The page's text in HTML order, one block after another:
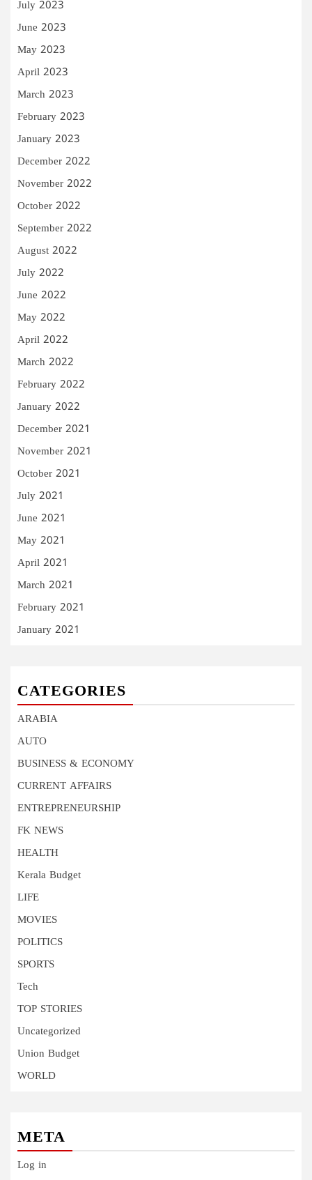
July 2023
June 2023
May 2023
April 2023
March 2023
February 2023
January 2023
December 2022
November 2022
October 2022
September 2022
August 2022
July 2022
June 2022
May 2022
April 2022
March 2022
February 2022
January 2022
December 2021
November 2021
October 2021
July 2021
June 2021
May 2021
April 2021
March 2021
February 2021
January 2021
CATEGORIES
ARABIA
AUTO
BUSINESS & ECONOMY
CURRENT AFFAIRS
ENTREPRENEURSHIP
FK NEWS
HEALTH
Kerala Budget
LIFE
MOVIES
POLITICS
SPORTS
Tech
TOP STORIES
Uncategorized
Union Budget
WORLD
META
Log in